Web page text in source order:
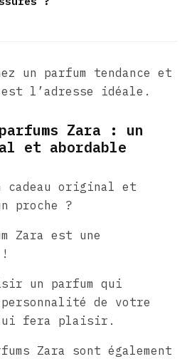
un parfum tendance et
l’adresse idéale.
Zara : un
et abordable
cadeau original et
proche ?
Zara est une
un parfum qui
de votre
fera plaisir.
Zara sont également